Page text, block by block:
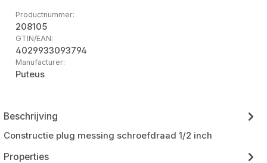
Productnummer:
208105
GTIN/EAN:
4029933093794
Manufacturer:
Puteus
Beschrijving
Constructie plug messing schroefdraad 1/2 inch
Properties